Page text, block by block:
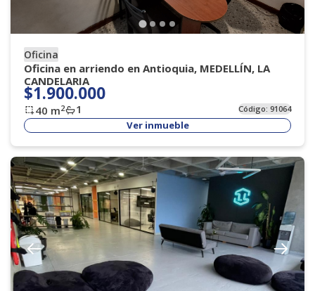
Oficina
Oficina en arriendo en Antioquia, MEDELLÍN, LA
CANDELARIA
$1.900.000
40 m2 1 Código:91064
Ver inmueble